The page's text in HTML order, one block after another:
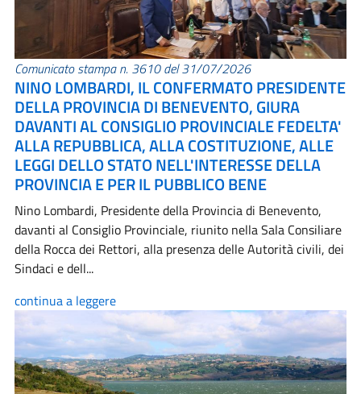
Comunicato stampa n. 3610 del 31/07/2026
NINO LOMBARDI, IL CONFERMATO PRESIDENTE
DELLA PROVINCIA DI BENEVENTO, GIURA
DAVANTI AL CONSIGLIO PROVINCIALE FEDELTA'
ALLA REPUBBLICA, ALLA COSTITUZIONE, ALLE
LEGGI DELLO STATO NELL'INTERESSE DELLA
PROVINCIA E PER IL PUBBLICO BENE
Nino Lombardi, Presidente della Provincia di Benevento,
davanti al Consiglio Provinciale, riunito nella Sala Consiliare
della Rocca dei Rettori, alla presenza delle Autorità civili, dei
Sindaci e dell...
continua a leggere